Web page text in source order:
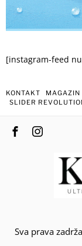
[instagram-feed
KONTAKT MAGAZIN
SLIDER
Sva prava